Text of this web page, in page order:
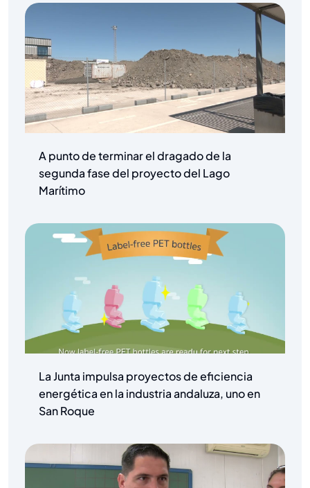
A punto de terminar el dragado de la
segunda fase del proyecto del Lago
Marítimo
La Junta impulsa proyectos de eficiencia
energética en la industria andaluza, uno en
San Roque